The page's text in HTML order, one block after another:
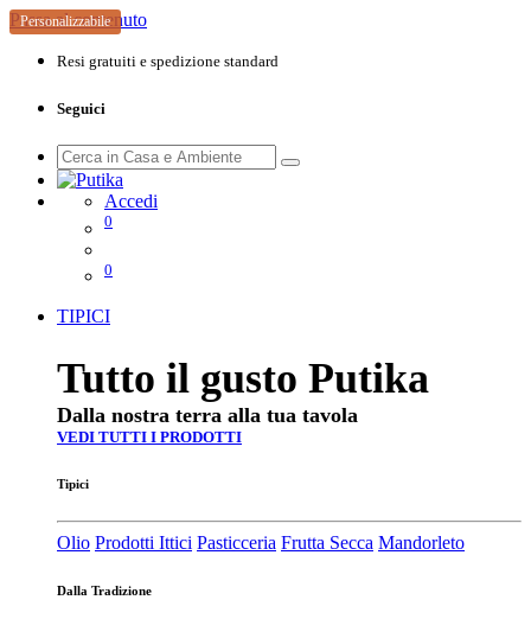
Passa al contenuto
Resi gratuiti e spedizione standard
Seguici
Accedi
0
0
TIPICI
Tutto il gusto Putika
Dalla nostra terra alla tua tavola
VEDI TUTTI I PRODOTTI
Tipici
Olio Prodotti Ittici Pasticceria Frutta Secca Mandorleto
Dalla Tradizione
Personalizzabile